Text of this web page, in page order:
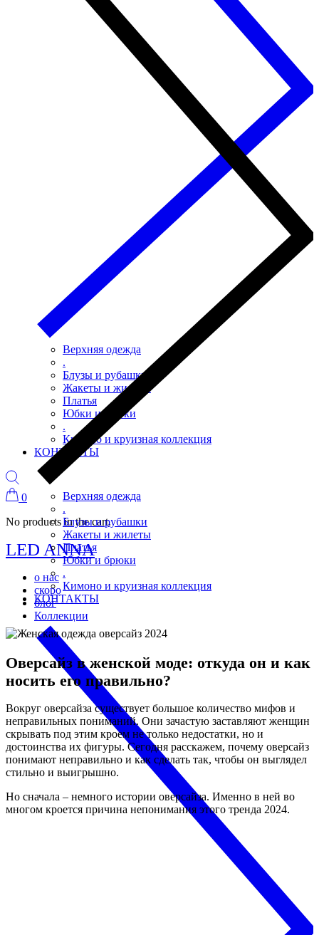
Верхняя одежда
.
Блузы и рубашки
Жакеты и жилеты
Платья
Юбки и брюки
.
Кимоно и круизная коллекция
КОНТАКТЫ
0
No products in the cart.
LED ANNA
о нас
скоро
блог
Коллекции
Верхняя одежда
.
Блузы и рубашки
Жакеты и жилеты
Платья
Юбки и брюки
.
Кимоно и круизная коллекция
КОНТАКТЫ
Оверсайз в женской моде: откуда он и как
носить его правильно?
Вокруг оверсайза существует большое количество мифов и
неправильных пониманий. Они зачастую заставляют женщин
скрывать под этим кроем не только недостатки, но и
достоинства их фигуры. Сегодня расскажем, почему оверсайз
понимают неправильно и как сделать так, чтобы он выглядел
стильно и выигрышно.
Но сначала – немного истории оверсайза. Именно в ней во
многом кроется причина непонимания этого тренда 2024.